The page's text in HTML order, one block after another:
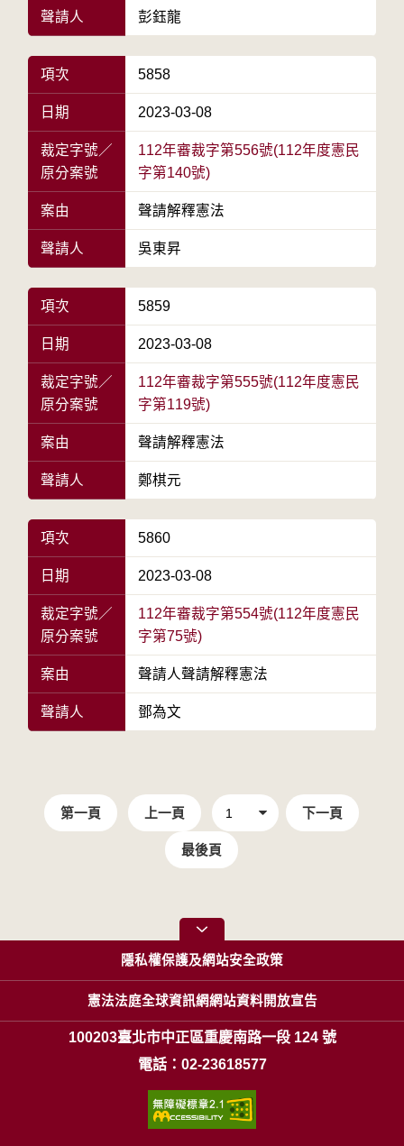
聲請人 彭鈺龍
項次 5858
日期 2023-03-08
裁定字號／
原分案號
112年審裁字第556號(112年度憲民
字第140號)
案由 聲請解釋憲法
聲請人 吳東昇
項次 5859
日期 2023-03-08
裁定字號／
原分案號
112年審裁字第555號(112年度憲民
字第119號)
案由 聲請解釋憲法
聲請人 鄭棋元
項次 5860
日期 2023-03-08
裁定字號／
原分案號
112年審裁字第554號(112年度憲民
字第75號)
案由 聲請人聲請解釋憲法
聲請人 鄧為文
第一頁 上一頁 下一頁
最後頁
隱私權保護及網站安全政策
憲法法庭全球資訊網網站資料開放宣告
100203臺北市中正區重慶南路一段 124 號
電話：02-23618577